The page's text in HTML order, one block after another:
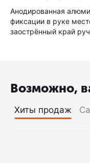
Анодированная
фиксации в руке
заострённый край
Возможно,
Хиты продаж